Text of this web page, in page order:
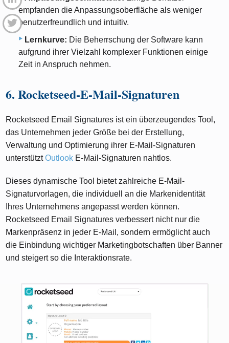
empfanden die Anpassungsoberfläche als weniger
benutzerfreundlich und intuitiv.
Lernkurve: Die Beherrschung der Software kann
aufgrund ihrer Vielzahl komplexer Funktionen einige
Zeit in Anspruch nehmen.
6. Rocketseed-E-Mail-Signaturen
Rocketseed Email Signatures ist ein überzeugendes Tool,
das Unternehmen jeder Größe bei der Erstellung,
Verwaltung und Optimierung ihrer E-Mail-Signaturen
unterstütztOutlook E-Mail-Signaturen nahtlos.
Dieses dynamische Tool bietet zahlreiche E-Mail-
Signaturvorlagen, die individuell an die Markenidentität
Ihres Unternehmens angepasst werden können.
Rocketseed Email Signatures verbessert nicht nur die
Markenpräsenz in jeder E-Mail, sondern ermöglicht auch
die Einbindung wichtiger Marketingbotschaften über Banner
und steigert so die Interaktionsrate.